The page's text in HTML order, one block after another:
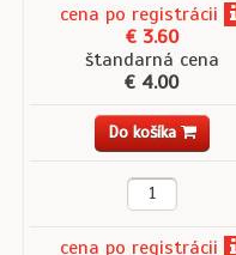
cena po registrácii
€ 3.60
štandarná cena
€ 4.00
Do košíka
cena po registrácii